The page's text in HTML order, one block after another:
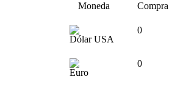
Moneda Compra
Dólar USA
0
Euro
0